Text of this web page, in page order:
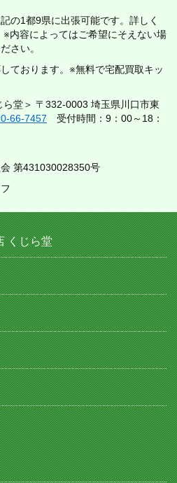
の1都9県に出張可能です。詳しく
※内容によってはご希望にそえない場
さい。
ております。※無料で宅配買取キッ
ら堂＞ 〒332-0003 埼玉県川口市東
66-7457 受付時間：9：00～18：
第431030028350号
くじら堂